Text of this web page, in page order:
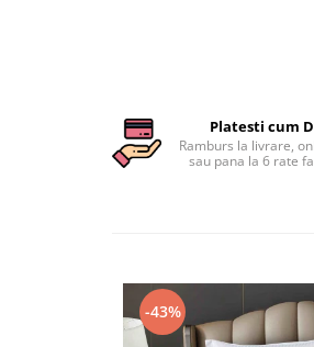
Set Lenjerie De Pat, 7 Piese, Cu
Pilota / Cuvertura Inclusa
Lenjerii De Pat Damasc 1 Persoana
Platesti cum
Ramburs la livrare,
sau pana la 6 rate
-43%